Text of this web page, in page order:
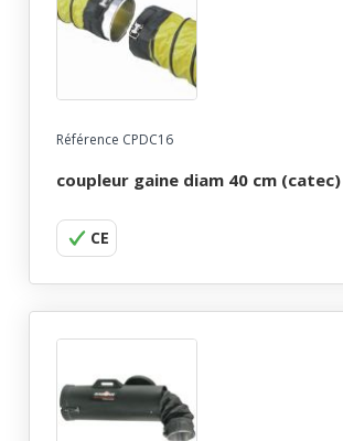
Référence CPDC16
coupleur gaine diam 40 cm (catec)
CE